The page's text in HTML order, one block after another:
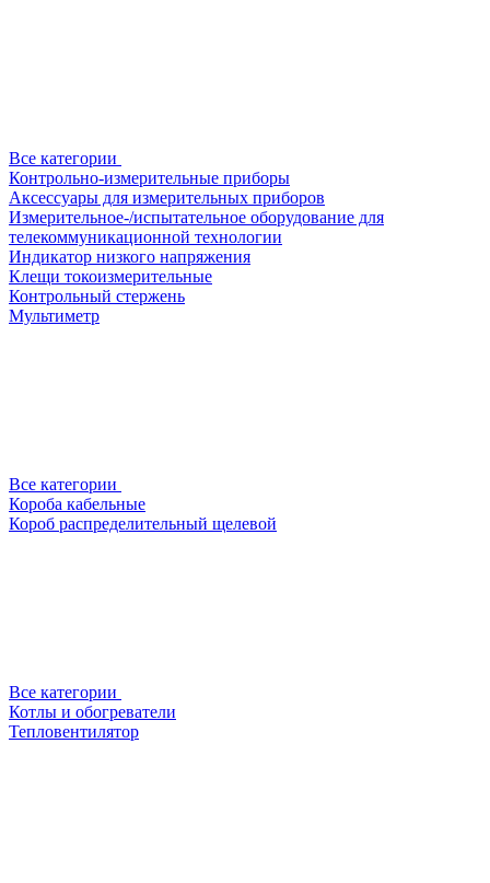
Все категории
Контрольно-измерительные приборы
Аксессуары для измерительных приборов
Измерительное-/испытательное оборудование для
телекоммуникационной технологии
Индикатор низкого напряжения
Клещи токоизмерительные
Контрольный стержень
Мультиметр
Все категории
Короба кабельные
Короб распределительный щелевой
Все категории
Котлы и обогреватели
Тепловентилятор